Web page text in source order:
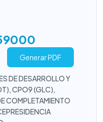
Generar PDF
DE DESARROLLO Y
CPO9 (GLC),
COMPLETAMIENTO